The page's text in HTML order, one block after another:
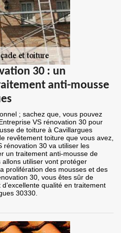
30 : un
anti-mousse
; sachez que, vous pouvez
VS rénovation 30 pour
de toiture à Cavillargues
revêtement toiture que vous avez,
rénovation 30 va utiliser les
un traitement anti-mousse de
utiliser vont protéger
prolifération des mousses et des
30, vous êtes sûr de
qualité en traitement
30330.